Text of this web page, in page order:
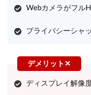
Webカメラがフル
プライバシーシャ
ディスプレイ解像